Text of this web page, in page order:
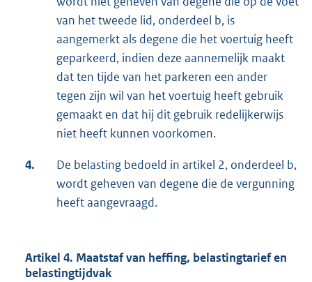
van het tweede lid, onderdeel b, is
aangemerkt als degene die het voertuig heeft
geparkeerd, indien deze aannemelijk maakt
dat ten tijde van het parkeren een ander
tegen zijn wil van het voertuig heeft gebruik
gemaakt en dat hij dit gebruik redelijkerwijs
niet heeft kunnen voorkomen.
4.
De belasting bedoeld in artikel 2, onderdeel b,
wordt geheven van degene die de vergunning
heeft aangevraagd.
Artikel 4. Maatstaf van heffing, belastingtarief en
belastingtijdvak